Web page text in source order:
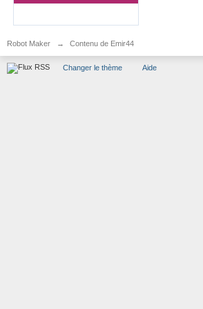
Robot Maker → Contenu de Emir44
Changer le thème Aide